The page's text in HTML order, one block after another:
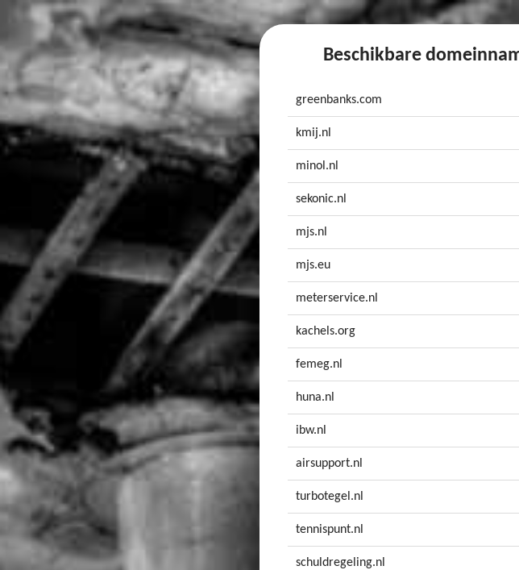
Beschikbare
greenbanks.com
kmij.nl
minol.nl
sekonic.nl
mjs.nl
mjs.eu
meterservice.nl
kachels.org
femeg.nl
huna.nl
ibw.nl
airsupport.nl
turbotegel.nl
tennispunt.nl
schuldregeling.nl